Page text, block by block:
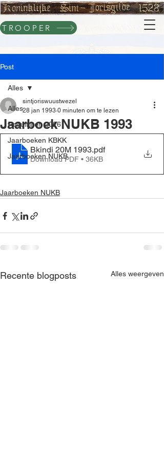
TROOPER
Post
Alles
Resultaten 2026
Jaarboeken KBKK
Jaarboeken NUKB
Alles
Jaarboek NUKB 1993
sintjoriswuustwezel
28 jan 1993 0 minuten om te lezen
Bkindi 20M 1993.pdf
Download PDF • 36KB
Jaarboeken NUKB
Recente blogposts Alles weergeven